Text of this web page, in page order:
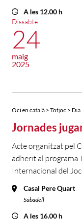
A les 12.00 h
Dissabte
24
maig
2025
Oci en català > Totjoc >
Jornades
Acte organitzat pel
adherit al programa
Internacional del
Casal Pere Quart
Sabadell
A les 16.00 h